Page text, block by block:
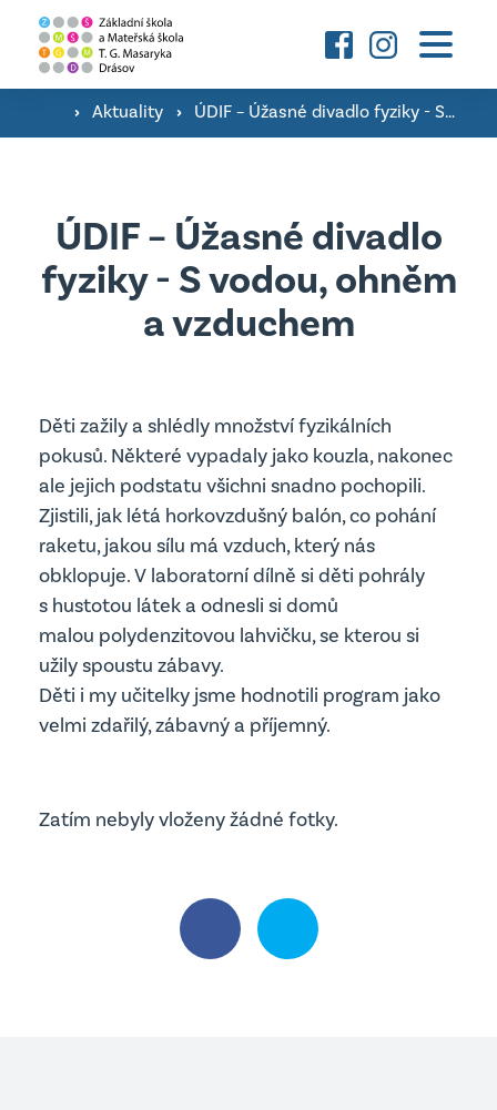
Základní škola
O škole a fotografie ›
Konzultační hodiny pedagogů ›
Školní poradenské pracoviště ›
Jsme Podnikavá škola ›
Důležité dokumenty
Projekty
Školská rada
Školní parlament
Mateřská škola
O škole a fotografie ›
Třídy ›
Úřední deska
Projekty MŠ
Aktuality
Kontakty
vyhledávání
Edookit
Jídelna
› Aktuality › ÚDIF – Úžasné divadlo fyziky - S vodou, ohněm a vzduchem
ÚDIF – Úžasné divadlo
fyziky - S vodou, ohněm
a vzduchem
Děti zažily a shlédly množství fyzikálních
pokusů. Některé vypadaly jako kouzla, nakonec
ale jejich podstatu všichni snadno pochopili.
Zjistili, jak létá horkovzdušný balón, co pohání
raketu, jakou sílu má vzduch, který nás
obklopuje. V laboratorní dílně si děti pohrály
s hustotou látek a odnesli si domů
malou polydenzitovou lahvičku, se kterou si
užily spoustu zábavy.
Děti i my učitelky jsme hodnotili program jako
velmi zdařilý, zábavný a příjemný.
Zatím nebyly vloženy žádné fotky.